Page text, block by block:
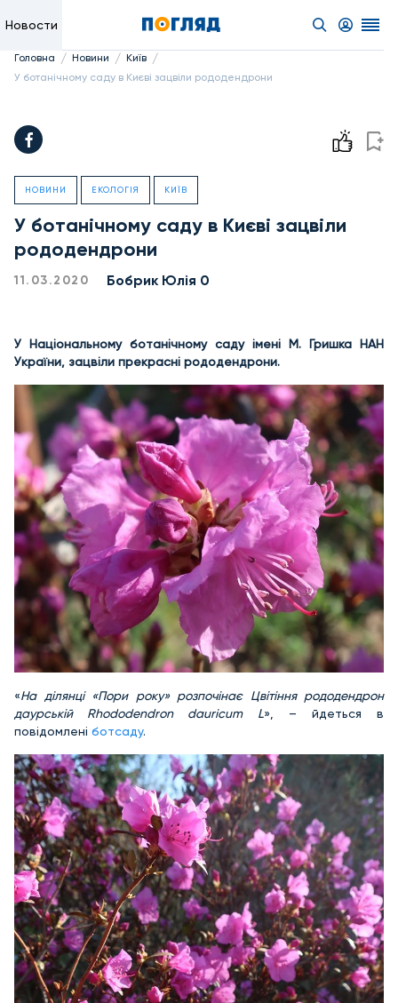
Новости
Головна / Новини / Київ /
У ботанічному саду в Києві зацвіли рододендрони
НОВИНИ ЕКОЛОГІЯ КИЇВ
У ботанічному саду в Києві зацвіли
рододендрони
11.03.2020 Бобрик Юлія 0
У Національному ботанічному саду імені М. Гришка НАН
України, зацвіли прекрасні рододендрони.
«На ділянці «Пори року» розпочінає Цвітіння рододендрон
даурській Rhododendron dauricum L», – йдеться в
повідомлені ботсаду.